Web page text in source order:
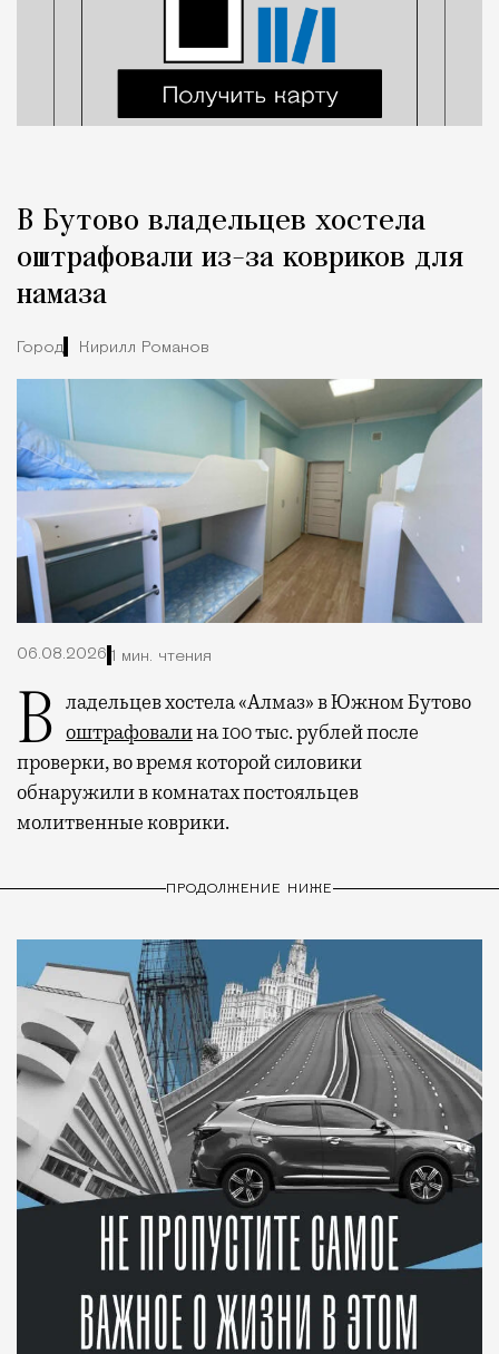
В Бутово владельцев хостела
оштрафовали из-за ковриков для
намаза
Город Кирилл Романов
06.08.2026 1 мин. чтения
Владельцев хостела «Алмаз» в Южном Бутово
оштрафовалина 100 тыс. рублей после
проверки, во время которой силовики
обнаружили в комнатах постояльцев
молитвенные коврики.
ПРОДОЛЖЕНИЕ НИЖЕ